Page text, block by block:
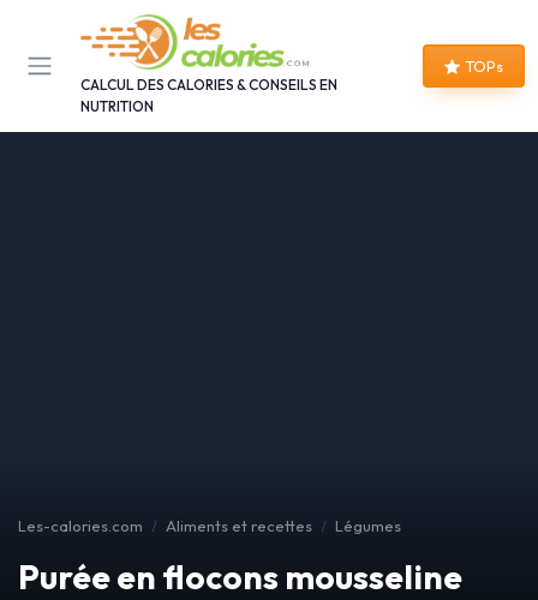
CALCUL DES CALORIES & CONSEILS EN
NUTRITION
TOPs
Les-calories.com Aliments et recettes Légumes
Purée en flocons mousseline
Panneau de gestion des cookies